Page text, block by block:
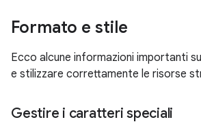
Formato e stile
Ecco alcune informazioni importanti
e stilizzare correttamente le risorse
Gestire i caratteri speciali